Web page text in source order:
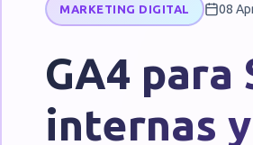
MARKETING DIGITAL 08
GA4 para
internas